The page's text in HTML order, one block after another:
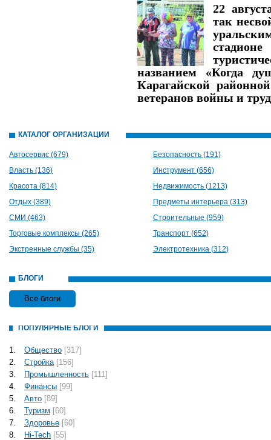
22
так
названием «Когда
Карагайской
ветеранов войны и
КАТАЛОГ ОРГАНИЗАЦИЙ
Автосервис (679)
Безопасность (191)
Власть (136)
Инструмент (656)
Красота (814)
Недвижимость (1213)
Отдых (389)
Предметы интерьера (313)
СМИ (463)
Строительные (959)
Торговые комплексы (265)
Транспорт (652)
Экстренные службы (35)
Электротехника (312)
БЛОГИ
Все блоги
ПОПУЛЯРНЫЕ БЛОГИ
1. Общество [317]
2.
Стройка [156]
3.
Промышленность [111]
4.
Финансы [99]
5.
Авто [89]
6.
Туризм [60]
7.
Здоровье [60]
8.
Hi-Tech [55]